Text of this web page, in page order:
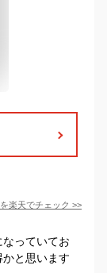
楽天でチェック >>
っていてお
と思います